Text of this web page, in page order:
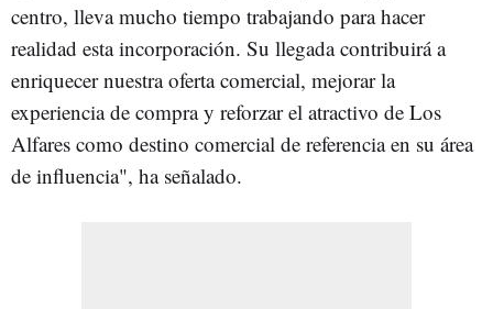
centro, lleva mucho tiempo trabajando para hacer
realidad esta incorporación. Su llegada contribuirá a
enriquecer nuestra oferta comercial, mejorar la
experiencia de compra y reforzar el atractivo de Los
Alfares como destino comercial de referencia en su área
de influencia", ha señalado.